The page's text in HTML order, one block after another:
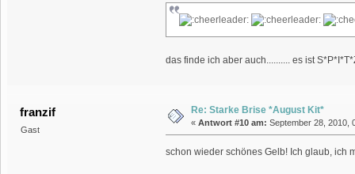
das finde ich aber auch.......... es ist
franzif
Gast
Re: Starke Brise *August Kit*
« Antwort #10 am: September 28, 2010,
schon wieder schönes Gelb! Ich glaub, ich